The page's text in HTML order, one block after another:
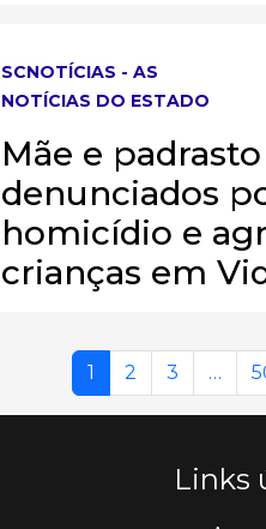
SCNOTÍCIAS - AS
NOTÍCIAS DO ESTADO
Mãe e
denunciados
homicídio e
crianças em
1 2 3 …
Links